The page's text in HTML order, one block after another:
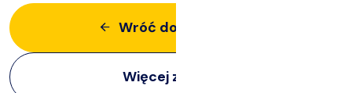
Wróć do aktualności
Więcej z: